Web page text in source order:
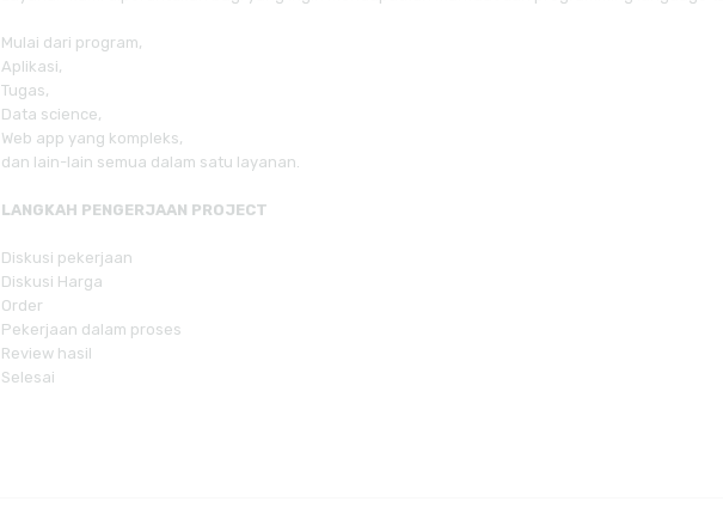
Mulai dari program,
Aplikasi,
Tugas,
Data science,
Web app yang kompleks,
dan lain-lain semua dalam satu layanan.
LANGKAH PENGERJAAN PROJECT
Diskusi pekerjaan
Diskusi Harga
Order
Pekerjaan dalam proses
Review hasil
Selesai